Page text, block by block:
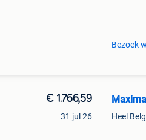
Bezoek
€ 1.766,59
31 jul 26 Heel